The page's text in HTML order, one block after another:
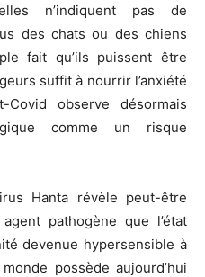
n’indiquent pas de
des chats ou des chiens
fait qu’ils puissent être
suffit à nourrir l’anxiété
observe désormais
comme un risque
Hanta révèle peut-être
pathogène que l’état
devenue hypersensible à
possède aujourd’hui